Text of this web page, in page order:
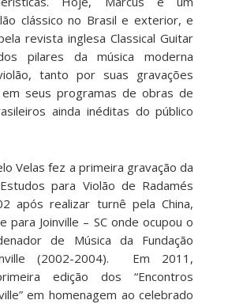
clássico no Brasil e exterior, e
revista inglesa Classical Guitar
pilares da música moderna
tanto por suas gravações
em seus programas de obras de
ainda inéditas do público
Velas fez a primeira gravação da
para Violão de Radamés
após realizar turnê pela China,
para Joinville – SC onde ocupou o
de Música da Fundação
(2002-2004). Em 2011,
edição dos “Encontros
em homenagem ao celebrado